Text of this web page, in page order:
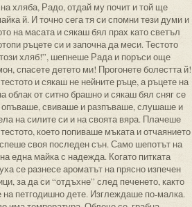
хляба, Радо, отдай му почит и той ще
й. И точно сега тя си спомни тези думи и
на масата и сякаш бял прах като светъл
ръцете си и започна да меси. Тестото
хляб!”, шепнеше Рада и поръси още
спасете детето ми! Прогонете болестта й!
и сякаш не нейните ръце, а ръцете на
облак от ситно брашно и сякаш бял сняг се
свиваше и разпъваше, слушаше и
на силите си и на своята вяра. Плачеше
което попиваше мъката и отчаянието
спеше своя последен сън. Само шепотът на
една майка с надежда. Когато питката
се разнесе ароматът на прясно изпечен
за да си “отдъхне” след печенето, както
петгодишно дете. Изглеждаше по-малка.